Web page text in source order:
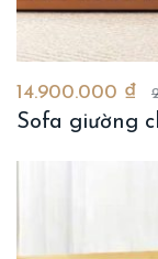
14.900.000 ₫
Sofa giường